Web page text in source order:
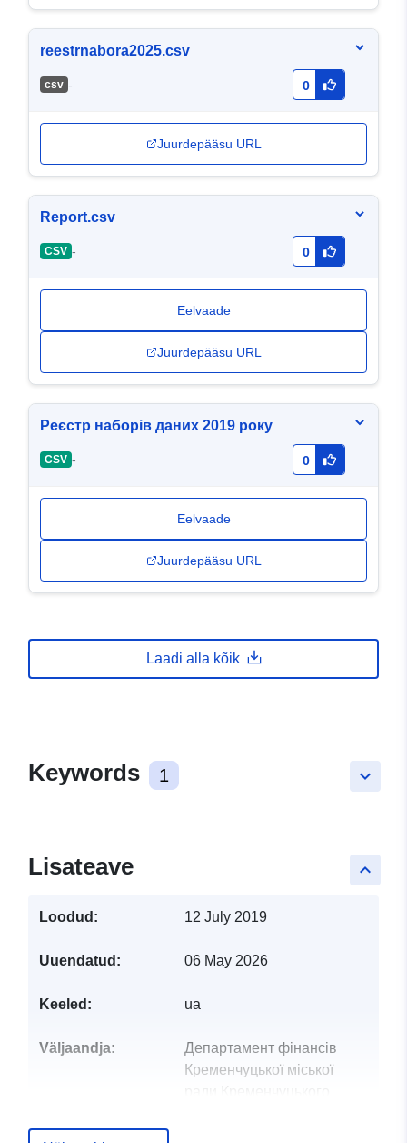
reestrnabora2025.csv
сsv - 0
Juurdepääsu URL
Report.csv
CSV - 0
Eelvaade
Juurdepääsu URL
Реєстр наборів даних 2019 року
CSV - 0
Eelvaade
Juurdepääsu URL
Laadi alla kõik
keyboard_arrow_down
Keywords 1
keyboard_arrow_up
Lisateave
Loodud: 12 July 2019
Uuendatud: 06 May 2026
Keeled: ua
Väljaandja:
Департамент фінансів
Кременчуцької міської